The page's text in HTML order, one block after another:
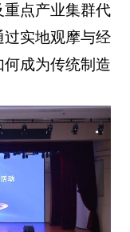
点产业集群代
实地观摩与经
成为传统制造